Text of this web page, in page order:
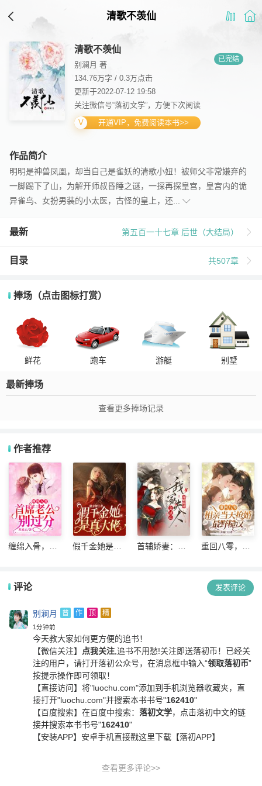
清歌不羡仙
清歌不羡仙
别澜月 著
已完结
134.76万字 / 0.3万点击
更新于2022-07-12 19:58
关注微信号“落初文学”，方便下次阅读
开通VIP，免费阅读本书>>
作品简介
明明是神兽凤凰，却当自己是雀妖的清歌小妞！被师父非常嫌弃的
一脚踢下了山，为解开师叔昏睡之谜，一探再探皇宫，皇宫内的诡
异雀鸟、女扮男装的小太医，古怪的皇上，还...
最新 第五百一十七章 后世（大结局）
目录 共507章
捧场（点击图标打赏）
鲜花 跑车 游艇 别墅
最新捧场
查看更多捧场记录
作者推荐
缠绵入骨，首
假千金她是真
首辅娇妻：我
重回八零，相
评论 发表评论
别澜月 普 作 顶 精
1分钟前
今天教大家如何更方便的追书！
【微信关注】 点我关注,追书不用愁!关注即送落初币！ 已经关
注的用户，请打开落初公众号，在消息框中输入“领取落初币”
按提示操作即可领取！
【直接访问】 将"luochu.com"添加到手机浏览器收藏夹，直
接打开"luochu.com"并搜索本书书号"162410"
【百度搜索】 在百度中搜索： 落初文学，点击落初中文的链
接并搜索本书书号"162410"
【安装APP】 安卓手机直接戳这里下载【落初APP】
查看更多评论>>